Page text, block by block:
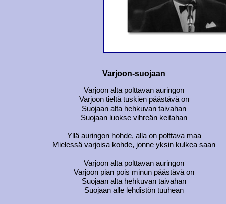
Varjoon-suojaan
Varjoon alta polttavan auringon
Varjoon tieltä tuskien päästävä on
Suojaan alta hehkuvan taivahan
Suojaan luokse vihreän keitahan
Yllä auringon hohde, alla on polttava maa
Mielessä varjoisa kohde, jonne yksin kulkea saan
Varjoon alta polttavan auringon
Varjoon pian pois minun päästävä on
Suojaan alta hehkuvan taivahan
Suojaan alle lehdistön tuuhean